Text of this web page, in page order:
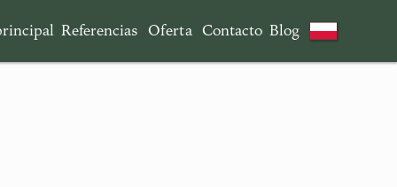
Referencias Oferta Contacto Blog